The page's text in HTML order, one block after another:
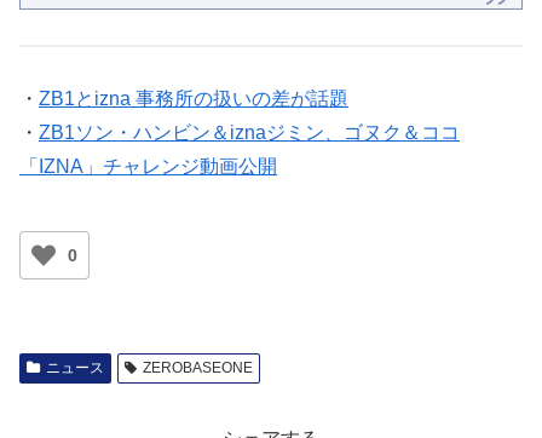
ZB1とizna 事務所の扱いの差が話題
ZB1ソン・ハンビン＆iznaジミン、ゴヌク＆ココ
「IZNA」チャレンジ動画公開
0
ニュース ZEROBASEONE